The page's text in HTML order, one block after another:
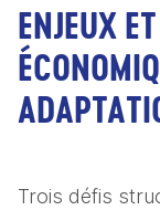
ENJEUX
Trois défis